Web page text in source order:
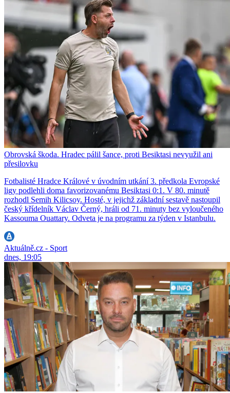
Obrovská škoda. Hradec pálil šance, proti Besiktasi nevyužil ani
přesilovku
Fotbalisté Hradce Králové v úvodním utkání 3. předkola Evropské
ligy podlehli doma favorizovanému Besiktasi 0:1. V 80. minutě
rozhodl Semih Kilicsoy. Hosté, v jejichž základní sestavě nastoupil
český křídelník Václav Černý, hráli od 71. minuty bez vyloučeného
Kassouma Ouattary. Odveta je na programu za týden v Istanbulu.
Aktuálně.cz - Sport
dnes, 19:05